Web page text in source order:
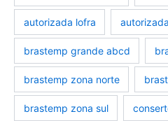
autorizada lofra
brastemp grande abcd
brastemp zona norte
brastemp zona sul